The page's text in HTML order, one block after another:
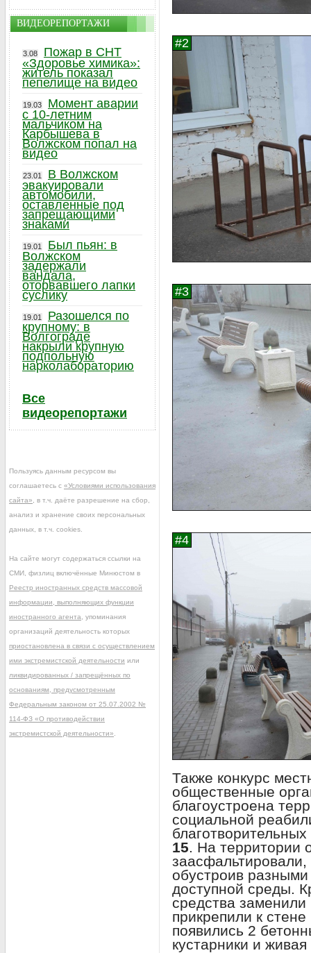
Также конкурс
общественные
благоустроена
социальной
15. На территории
обустроив
доступной среды.
средства
прикрепили к
появились 2
кустарники и живая
ВИДЕОРЕПОРТАЖИ
3.08
Пожар в СНТ
«Здоровье химика»:
житель показал
пепелище на видео
19.03
Момент аварии
с 10-летним
мальчиком на
Карбышева в
Волжском попал на
видео
23.01
В Волжском
эвакуировали
автомобили,
оставленные под
запрещающими
знаками
19.01
Был пьян: в
Волжском
задержали
вандала,
оторвавшего лапки
суслику
19.01
Разошелся по
крупному: в
Волгограде
накрыли крупную
подпольную
нарколабораторию
Все
видеорепортажи
Пользуясь данным ресурсом вы
соглашаетесь с «Условиями использования
сайта» , в т.ч. даёте разрешение на сбор,
анализ и хранение своих персональных
данных, в т.ч. cookies.
На сайте могут содержаться ссылки на
СМИ, физлиц включённые Минюстом в
Реестр иностранных средств массовой
информации, выполняющих функции
иностранного агента , упоминания
организаций деятельность которых
приостановлена в связи с осуществлением
ими экстремистской деятельности или
ликвидированных / запрещённых по
основаниям, предусмотренным
Федеральным законом от 25.07.2002 №
114-ФЗ «О противодействии
экстремистской деятельности»